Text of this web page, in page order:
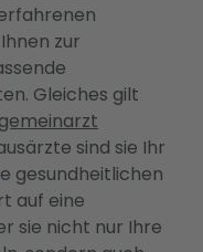
zur
Gleiches gilt
sind sie Ihr
gesundheitlichen
auf eine
sie nicht nur Ihre